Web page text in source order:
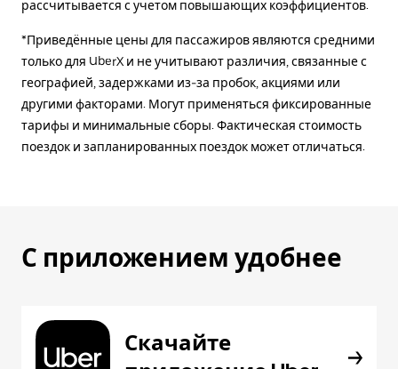
рассчитывается с учетом повышающих коэффициентов.
*Приведённые цены для пассажиров являются средними
только для UberX и не учитывают различия, связанные с
географией, задержками из-за пробок, акциями или
другими факторами. Могут применяться фиксированные
тарифы и минимальные сборы. Фактическая стоимость
поездок и запланированных поездок может отличаться.
С приложением удобнее
Скачайте